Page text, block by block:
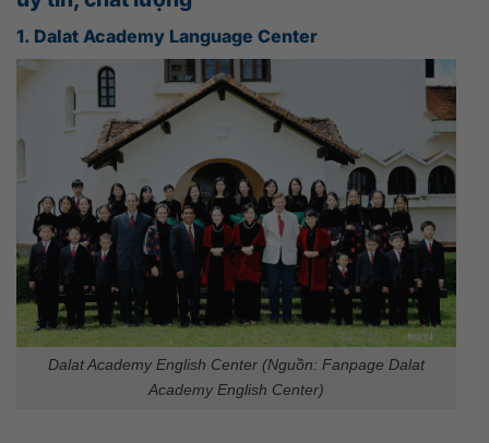
1. Dalat Academy Language Center
Dalat Academy English Center (Nguồn: Fanpage Dalat
Academy English Center)